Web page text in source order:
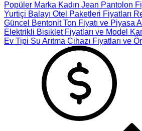
Popüler Marka Kadın Jean Pantolon
Yurtiçi Balayı Otel Paketleri Fiyatları
Güncel Bentonit Ton Fiyatı ve Piyasa
Elektrikli Bisiklet Fiyatları ve Model
Ev Tipi Su Arıtma Cihazı Fiyatları ve